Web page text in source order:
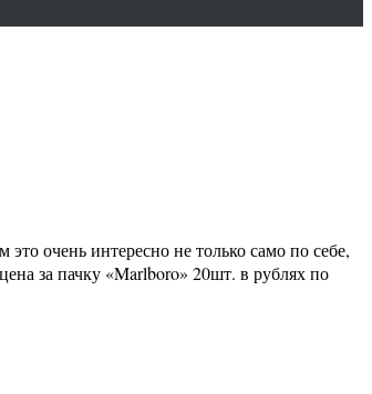
очень интересно не только само по себе,
за пачку «Marlboro» 20шт. в рублях по